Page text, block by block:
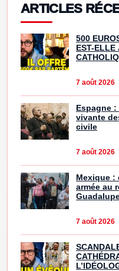
ARTICLES
500
EST-ELLE
7 août 2026
Espagne :
vivante
civile
7 août 2026
Mexique :
armée au
7 août 2026